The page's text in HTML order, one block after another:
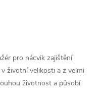
pro nácvik zajištění
životní velikosti a z velmi
životnost a působí